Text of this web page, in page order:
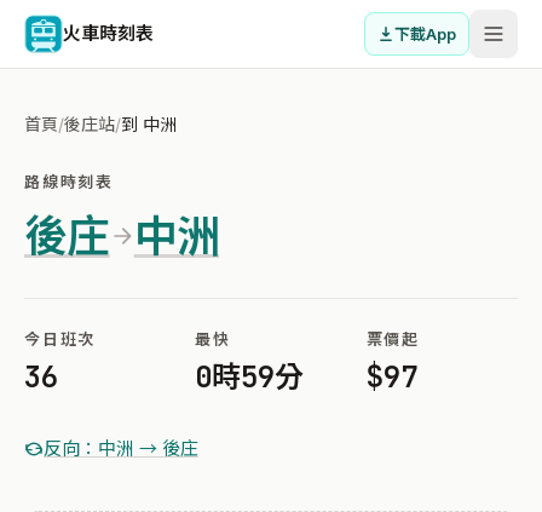
火車時刻表 下載App
首頁/後庄站/到 中洲
路線時刻表
後庄 中洲
今日班次
36
最快
0時59分
票價起
$97
反向：中洲 → 後庄